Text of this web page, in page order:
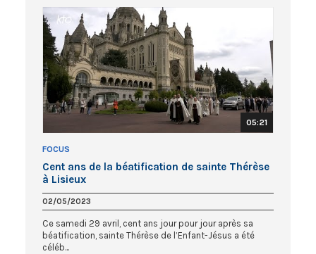
05:21
FOCUS
Cent ans de la béatification de sainte Thérèse
à Lisieux
02/05/2023
Ce samedi 29 avril, cent ans jour pour jour après sa
béatification, sainte Thérèse de l’Enfant-Jésus a été
céléb...